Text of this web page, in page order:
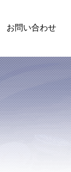
お問い合わせ